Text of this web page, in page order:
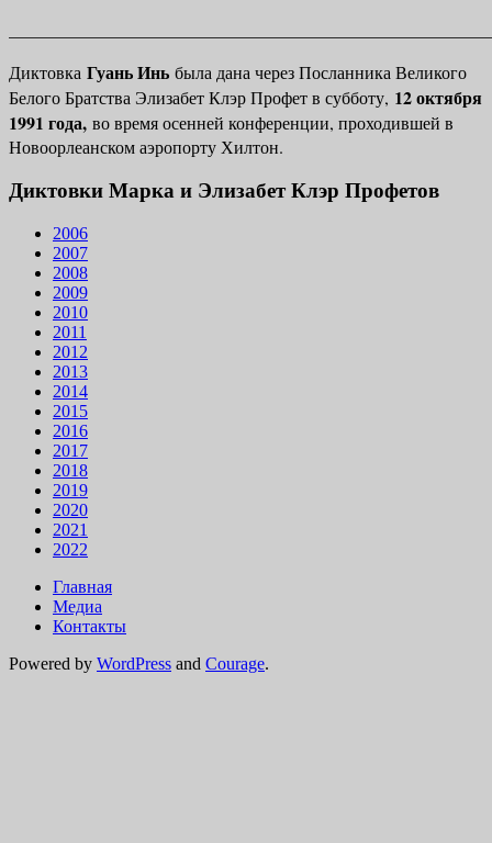
Диктовка Гуань Инь была дана через Посланника Великого
Белого Братства Элизабет Клэр Профет в субботу, 12 октября
1991 года, во время осенней конференции, проходившей в
Новоорлеанском аэропорту Хилтон.
Диктовки Марка и Элизабет Клэр Профетов
2006
2007
2008
2009
2010
2011
2012
2013
2014
2015
2016
2017
2018
2019
2020
2021
2022
Главная
Медиа
Контакты
Powered by WordPress and Courage.